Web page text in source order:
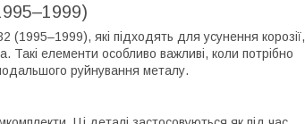
(1995–1999), які підходять для усунення корозії,
Такі елементи особливо важливі, коли потрібно
руйнування металу.